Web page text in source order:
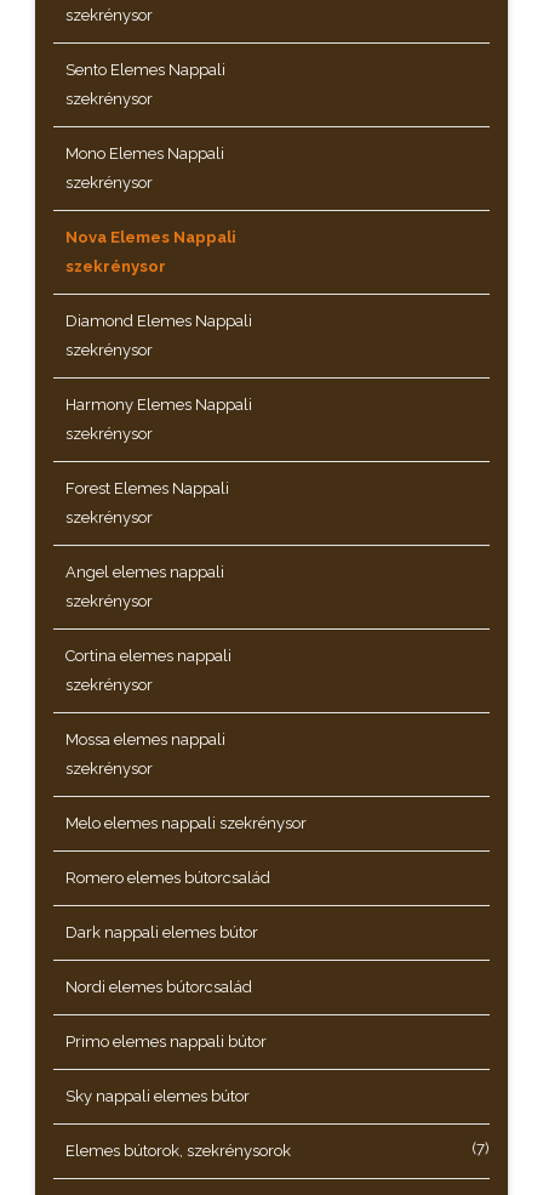
szekrénysor
Sento Elemes Nappali
szekrénysor
Mono Elemes Nappali
szekrénysor
Nova Elemes Nappali
szekrénysor
Diamond Elemes Nappali
szekrénysor
Harmony Elemes Nappali
szekrénysor
Forest Elemes Nappali
szekrénysor
Angel elemes nappali
szekrénysor
Cortina elemes nappali
szekrénysor
Mossa elemes nappali
szekrénysor
Melo elemes nappali szekrénysor
Romero elemes bútorcsalád
Dark nappali elemes bútor
Nordi elemes bútorcsalád
Primo elemes nappali bútor
Sky nappali elemes bútor
Elemes bútorok, szekrénysorok (7)